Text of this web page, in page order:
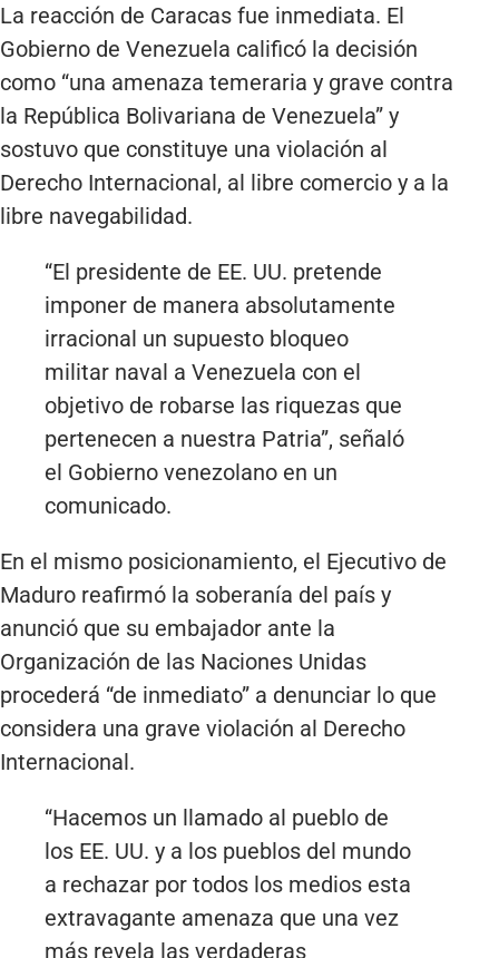
La reacción de Caracas fue inmediata. El
Gobierno de Venezuela calificó la decisión
como “una amenaza temeraria y grave contra
la República Bolivariana de Venezuela” y
sostuvo que constituye una violación al
Derecho Internacional, al libre comercio y a la
libre navegabilidad.
“El presidente de EE. UU. pretende
imponer de manera absolutamente
irracional un supuesto bloqueo
militar naval a Venezuela con el
objetivo de robarse las riquezas que
pertenecen a nuestra Patria”, señaló
el Gobierno venezolano en un
comunicado.
En el mismo posicionamiento, el Ejecutivo de
Maduro reafirmó la soberanía del país y
anunció que su embajador ante la
Organización de las Naciones Unidas
procederá “de inmediato” a denunciar lo que
considera una grave violación al Derecho
Internacional.
“Hacemos un llamado al pueblo de
los EE. UU. y a los pueblos del mundo
a rechazar por todos los medios esta
extravagante amenaza que una vez
más revela las verdaderas